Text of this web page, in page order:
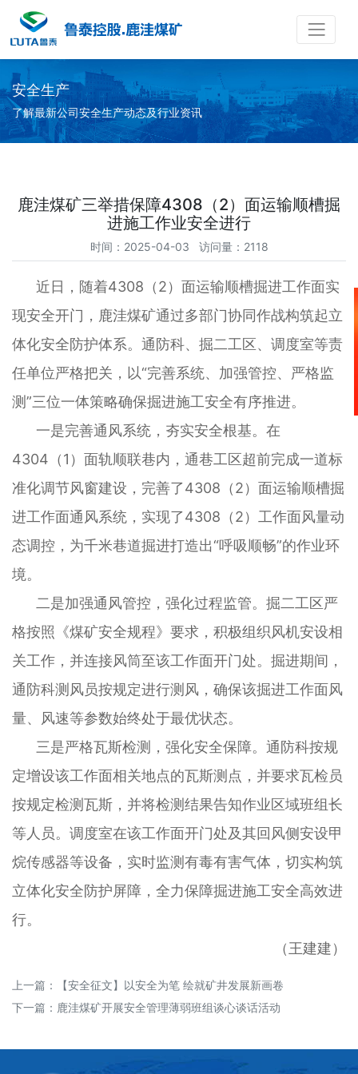
安全生产
了解最新公司安全生产动态及行业资讯
鹿洼煤矿三举措保障4308（2）面运输顺槽掘
进施工作业安全进行
时间：2025-04-03 访问量：2118
近日，随着4308（2）面运输顺槽掘进工作面实
现安全开门，鹿洼煤矿通过多部门协同作战构筑起立
体化安全防护体系。通防科、掘二工区、调度室等责
任单位严格把关，以“完善系统、加强管控、严格监
测”三位一体策略确保掘进施工安全有序推进。
一是完善通风系统，夯实安全根基。在
4304（1）面轨顺联巷内，通巷工区超前完成一道标
准化调节风窗建设，完善了4308（2）面运输顺槽掘
进工作面通风系统，实现了4308（2）工作面风量动
态调控，为千米巷道掘进打造出“呼吸顺畅”的作业环
境。
二是加强通风管控，强化过程监管。掘二工区严
格按照《煤矿安全规程》要求，积极组织风机安设相
关工作，并连接风筒至该工作面开门处。掘进期间，
通防科测风员按规定进行测风，确保该掘进工作面风
量、风速等参数始终处于最优状态。
三是严格瓦斯检测，强化安全保障。通防科按规
定增设该工作面相关地点的瓦斯测点，并要求瓦检员
按规定检测瓦斯，并将检测结果告知作业区域班组长
等人员。调度室在该工作面开门处及其回风侧安设甲
烷传感器等设备，实时监测有毒有害气体，切实构筑
立体化安全防护屏障，全力保障掘进施工安全高效进
行。
（王建建）
上一篇：
【安全征文】以安全为笔 绘就矿井发展新画卷
下一篇： 鹿洼煤矿开展安全管理薄弱班组谈心谈话活动